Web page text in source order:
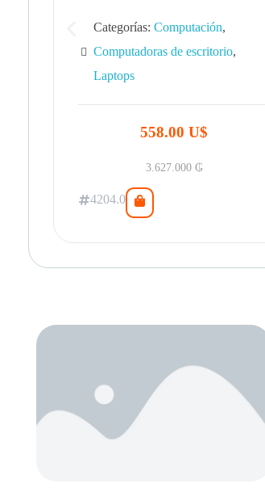
Categorías: Computación,
Computadoras de escritorio,
Laptops
558.00 U$
3.627.000 ₲
4204.0